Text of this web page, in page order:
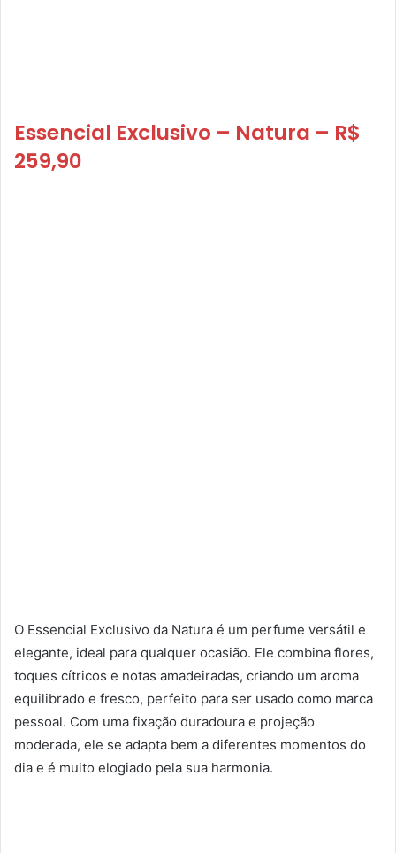
Essencial Exclusivo – Natura – R$
259,90
O Essencial Exclusivo da Natura é um perfume versátil e
elegante, ideal para qualquer ocasião. Ele combina flores,
toques cítricos e notas amadeiradas, criando um aroma
equilibrado e fresco, perfeito para ser usado como marca
pessoal. Com uma fixação duradoura e projeção
moderada, ele se adapta bem a diferentes momentos do
dia e é muito elogiado pela sua harmonia.